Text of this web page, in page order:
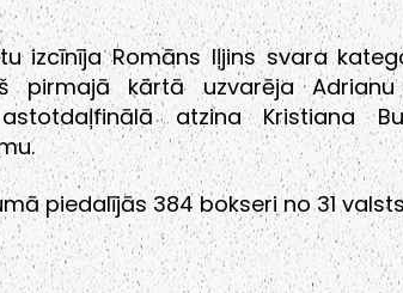
izcīnīja Romāns Iļjins svara
pirmajā kārtā uzvarēja
atzina Kristiana
piedalījās 384 bokseri no 31